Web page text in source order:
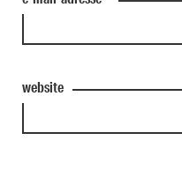
website